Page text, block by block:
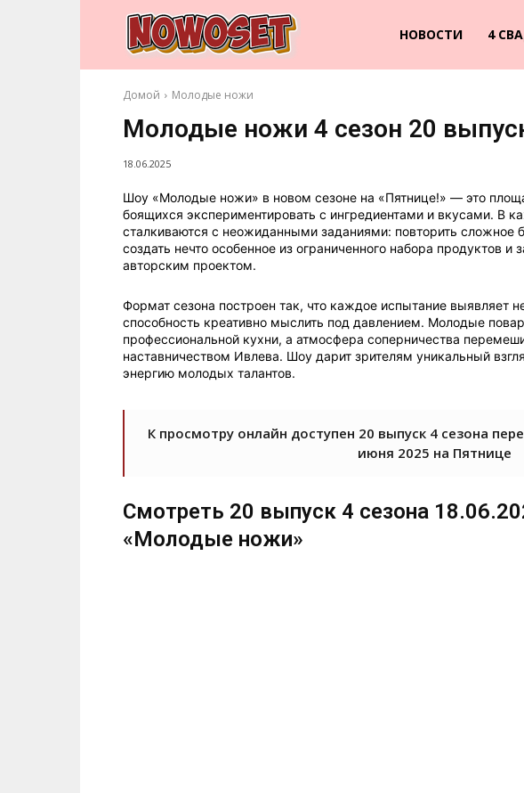
НОВОСТИ 4
Домой Молодые ножи
Молодые ножи 4 сезон 20
18.06.2025
Шоу «Молодые ножи» в новом сезоне на «Пятнице!» — это
боящихся экспериментировать с ингредиентами и вкусами. В
сталкиваются с неожиданными заданиями: повторить сложное
создать нечто особенное из ограниченного набора продуктов
авторским проектом.
Формат сезона построен так, что каждое испытание выявляет
способность креативно мыслить под давлением. Молодые
профессиональной кухни, а атмосфера соперничества
наставничеством Ивлева. Шоу дарит зрителям уникальный
энергию молодых талантов.
К просмотру онлайн доступен 20 выпуск 4 сезона
июня 2025 на Пятнице
Смотреть 20 выпуск 4 сезона
«Молодые ножи»